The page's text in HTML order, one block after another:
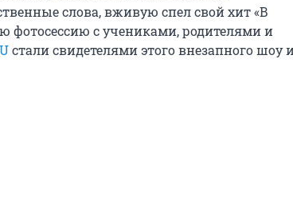
слова, вживую спел свой хит «В
фотосессию с учениками, родителями и
стали свидетелями этого внезапного шоу